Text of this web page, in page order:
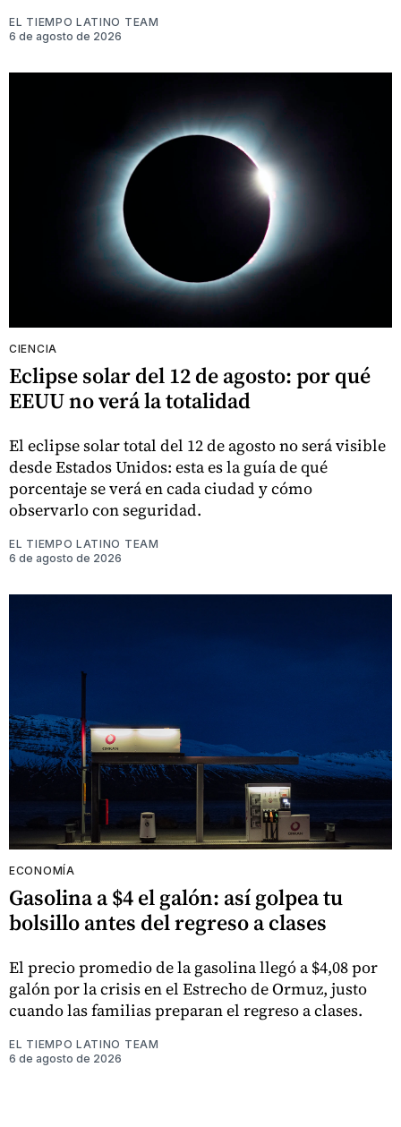
EL TIEMPO LATINO TEAM
6 de agosto de 2026
CIENCIA
Eclipse solar del 12 de agosto: por qué
EEUU no verá la totalidad
El eclipse solar total del 12 de agosto no será visible
desde Estados Unidos: esta es la guía de qué
porcentaje se verá en cada ciudad y cómo
observarlo con seguridad.
EL TIEMPO LATINO TEAM
6 de agosto de 2026
ECONOMÍA
Gasolina a $4 el galón: así golpea tu
bolsillo antes del regreso a clases
El precio promedio de la gasolina llegó a $4,08 por
galón por la crisis en el Estrecho de Ormuz, justo
cuando las familias preparan el regreso a clases.
EL TIEMPO LATINO TEAM
6 de agosto de 2026